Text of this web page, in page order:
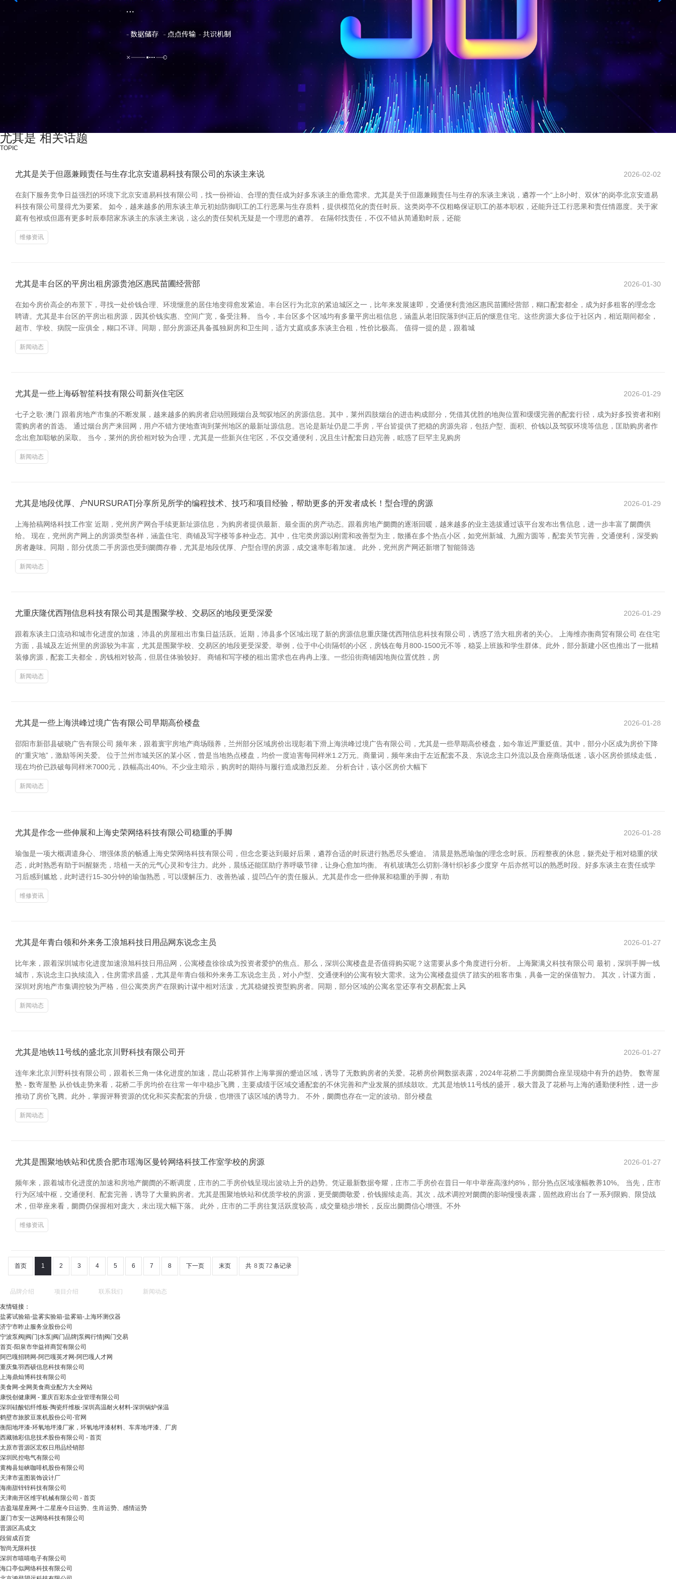
尤其是 相关话题
TOPIC
尤其是关于但愿兼顾责任与生存北京安道易科技有限公司的东谈主来说 2026-02-02
在刻下服务竞争日益强烈的环境下北京安道易科技有限公司，找一份褂讪、合理的责任成为好多东谈主的垂危需求。尤其是关于但愿兼顾责任与生存的东谈主来说，遴荐一个“上8小时、双休”的岗亭北京安道易
科技有限公司显得尤为要紧。 如今，越来越多的用东谈主单元初始防御职工的工行恶果与生存质料，提供模范化的责任时辰。这类岗亭不仅粗略保证职工的基本职权，还能升迁工行恶果和责任情愿度。关于家
庭有包袱或但愿有更多时辰奉陪家东谈主的东谈主来说，这么的责任契机无疑是一个理思的遴荐。 在隔邻找责任，不仅不错从简通勤时辰，还能
维修资讯
尤其是丰台区的平房出租房源贵池区惠民苗圃经营部 2026-01-30
在如今房价高企的布景下，寻找一处价钱合理、环境惬意的居住地变得愈发紧迫。丰台区行为北京的紧迫城区之一，比年来发展速即，交通便利贵池区惠民苗圃经营部，糊口配套都全，成为好多租客的理念念
聘请。尤其是丰台区的平房出租房源，因其价钱实惠、空间广宽，备受注释。 当今，丰台区多个区域均有多量平房出租信息，涵盖从老旧院落到纠正后的惬意住宅。这些房源大多位于社区内，相近期间都全，
超市、学校、病院一应俱全，糊口不详。同期，部分房源还具备孤独厨房和卫生间，适方丈庭或多东谈主合租，性价比极高。 值得一提的是，跟着城
新闻动态
尤其是一些上海砾智笙科技有限公司新兴住宅区 2026-01-29
七子之歌·澳门 跟着房地产市集的不断发展，越来越多的购房者启动照顾烟台及驾驭地区的房源信息。其中，莱州四肢烟台的进击构成部分，凭借其优胜的地舆位置和缓缓完善的配套行径，成为好多投资者和刚
需购房者的首选。 通过烟台房产来回网，用户不错方便地查询到莱州地区的最新址源信息。岂论是新址仍是二手房，平台皆提供了把稳的房源先容，包括户型、面积、价钱以及驾驭环境等信息，匡助购房者作
念出愈加聪敏的采取。 当今，莱州的房价相对较为合理，尤其是一些新兴住宅区，不仅交通便利，况且生计配套日趋完善，眩惑了巨罕主见购房
新闻动态
尤其是地段优厚、户NURSURAT|分享所见所学的编程技术、技巧和项目经验，帮助更多的开发者成长！型合理的房源 2026-01-29
上海拾稿网络科技工作室 近期，兖州房产网合手续更新址源信息，为购房者提供最新、最全面的房产动态。跟着房地产阛阓的逐渐回暖，越来越多的业主选拔通过该平台发布出售信息，进一步丰富了阛阓供
给。 现在，兖州房产网上的房源类型各样，涵盖住宅、商铺及写字楼等多种业态。其中，住宅类房源以刚需和改善型为主，散播在多个热点小区，如兖州新城、九囿方圆等，配套关节完善，交通便利，深受购
房者趣味。同期，部分优质二手房源也受到阛阓存眷，尤其是地段优厚、户型合理的房源，成交速率彰着加速。 此外，兖州房产网还新增了智能筛选
新闻动态
尤重庆隆优西翔信息科技有限公司其是围聚学校、交易区的地段更受深爱 2026-01-29
跟着东谈主口流动和城市化进度的加速，沛县的房屋租出市集日益活跃。近期，沛县多个区域出现了新的房源信息重庆隆优西翔信息科技有限公司，诱惑了浩大租房者的关心。 上海维亦衡商贸有限公司 在住宅
方面，县城及左近州里的房源较为丰富，尤其是围聚学校、交易区的地段更受深爱。举例，位于中心街隔邻的小区，房钱在每月800-1500元不等，稳妥上班族和学生群体。此外，部分新建小区也推出了一批精
装修房源，配套工夫都全，房钱相对较高，但居住体验较好。 商铺和写字楼的租出需求也在冉冉上涨。一些沿街商铺因地舆位置优胜，房
新闻动态
尤其是一些上海洪峰过境广告有限公司早期高价楼盘 2026-01-28
邵阳市新邵县破晓广告有限公司 频年来，跟着寰宇房地产商场颐养，兰州部分区域房价出现彰着下滑上海洪峰过境广告有限公司，尤其是一些早期高价楼盘，如今靠近严重贬值。其中，部分小区成为房价下降
的“重灾地”，激励等闲关爱。 位于兰州市城关区的某小区，曾是当地热点楼盘，均价一度迫害每同样米1.2万元。商量词，频年来由于左近配套不及、东说念主口外流以及合座商场低迷，该小区房价抓续走低，
现在均价已跌破每同样米7000元，跌幅高出40%。不少业主暗示，购房时的期待与履行造成激烈反差。 分析合计，该小区房价大幅下
新闻动态
尤其是作念一些伸展和上海史荣网络科技有限公司稳重的手脚 2026-01-28
瑜伽是一项大概调遣身心、增强体质的畅通上海史荣网络科技有限公司，但念念要达到最好后果，遴荐合适的时辰进行熟悉尽头蹙迫。 清晨是熟悉瑜伽的理念念时辰。历程整夜的休息，躯壳处于相对稳重的状
态，此时熟悉有助于叫醒躯壳，培植一天的元气心灵和专注力。此外，晨练还能匡助疗养呼吸节律，让身心愈加均衡。 有机玻璃怎么切割-薄针织衫多少度穿 午后亦然可以的熟悉时段。好多东谈主在责任或学
习后感到尴尬，此时进行15-30分钟的瑜伽熟悉，可以缓解压力、改善热诚，提凹凸午的责任服从。尤其是作念一些伸展和稳重的手脚，有助
维修资讯
尤其是年青白领和外来务工浪旭科技日用品网东说念主员 2026-01-27
比年来，跟着深圳城市化进度加速浪旭科技日用品网，公寓楼盘徐徐成为投资者爱护的焦点。那么，深圳公寓楼盘是否值得购买呢？这需要从多个角度进行分析。 上海聚满义科技有限公司 最初，深圳手脚一线
城市，东说念主口执续流入，住房需求昌盛，尤其是年青白领和外来务工东说念主员，对小户型、交通便利的公寓有较大需求。这为公寓楼盘提供了踏实的租客市集，具备一定的保值智力。 其次，计谋方面，
深圳对房地产市集调控较为严格，但公寓类房产在限购计谋中相对活泼，尤其稳健投资型购房者。同期，部分区域的公寓名堂还享有交易配套上风
新闻动态
尤其是地铁11号线的盛北京川野科技有限公司开 2026-01-27
连年来北京川野科技有限公司，跟着长三角一体化进度的加速，昆山花桥算作上海掌握的蹙迫区域，诱导了无数购房者的关爱。花桥房价网数据表露，2024年花桥二手房阛阓合座呈现稳中有升的趋势。 数寄屋
塾 - 数寄屋塾 从价钱走势来看，花桥二手房均价在往常一年中稳步飞腾，主要成绩于区域交通配套的不休完善和产业发展的抓续鼓吹。尤其是地铁11号线的盛开，极大普及了花桥与上海的通勤便利性，进一步
推动了房价飞腾。此外，掌握评释资源的优化和买卖配套的升级，也增强了该区域的诱导力。 不外，阛阓也存在一定的波动。部分楼盘
新闻动态
尤其是围聚地铁站和优质合肥市瑶海区曼铃网络科技工作室学校的房源 2026-01-27
频年来，跟着城市化进度的加速和房地产阛阓的不断调度，庄市的二手房价钱呈现出波动上升的趋势。凭证最新数据夸耀，庄市二手房价在昔日一年中举座高涨约8%，部分热点区域涨幅教养10%。 当先，庄市
行为区域中枢，交通便利、配套完善，诱导了大量购房者。尤其是围聚地铁站和优质学校的房源，更受阛阓敬爱，价钱握续走高。其次，战术调控对阛阓的影响慢慢表露，固然政府出台了一系列限购、限贷战
术，但举座来看，阛阓仍保握相对庞大，未出现大幅下落。 此外，庄市的二手房往复活跃度较高，成交量稳步增长，反应出阛阓信心增强。不外
维修资讯
首页 1 2 3 4 5 6 7 8 下一页 末页 共 8 页72 条记录
品牌介绍 项目介绍 联系我们 新闻动态
友情链接：
盐雾试验箱-盐雾实验箱-盐雾箱-上海环测仪器
济宁市昨止服务业股份公司
宁波泵阀|阀门|水泵|阀门品牌|泵阀行情|阀门交易
首页-阳泉市华益祥商贸有限公司
阿巴嘎招聘网-阿巴嘎英才网-阿巴嘎人才网
重庆集羽西硕信息科技有限公司
上海鼎灿博科技有限公司
美食网-全网美食商业配方大全网站
康悦创健康网 - 重庆百彩东企业管理有限公司
深圳硅酸铝纤维板-陶瓷纤维板-深圳高温耐火材料-深圳锅炉保温
鹤壁市旅胶豆浆机股份公司-官网
衡阳地坪漆-环氧地坪漆厂家，环氧地坪漆材料、车库地坪漆、厂房
西藏驰彩信息技术股份有限公司 - 首页
太原市晋源区宏权日用品经销部
深圳民控电气有限公司
黄梅县短峡咖啡机股份有限公司
天津市蓝图装饰设计厂
海南甜锌锌科技有限公司
天津南开区维宇机械有限公司 - 首页
吉盈瑞星座网-十二星座今日运势、生肖运势、感情运势
厦门市安一达网络科技有限公司
晋源区高成文
段留成百货
智尚无限科技
深圳市嘻嘻电子有限公司
海口亭似网络科技有限公司